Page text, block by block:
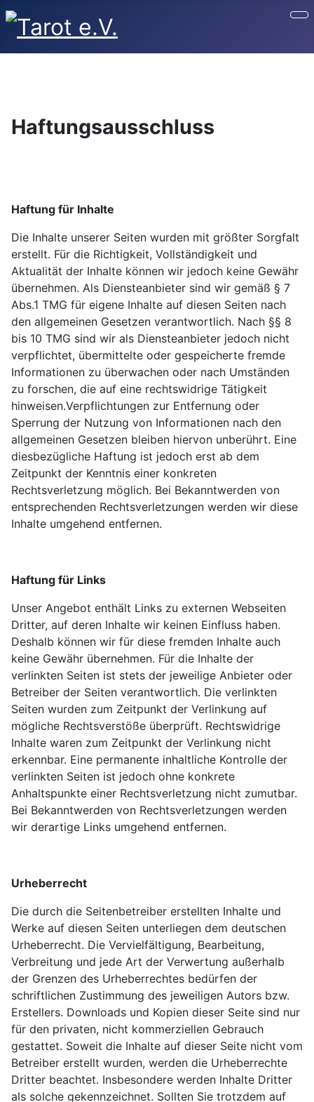
Haftungsausschluss
Haftung für Inhalte
Die Inhalte unserer Seiten wurden mit größter Sorgfalt
erstellt. Für die Richtigkeit, Vollständigkeit und
Aktualität der Inhalte können wir jedoch keine Gewähr
übernehmen. Als Diensteanbieter sind wir gemäß § 7
Abs.1 TMG für eigene Inhalte auf diesen Seiten nach
den allgemeinen Gesetzen verantwortlich. Nach §§ 8
bis 10 TMG sind wir als Diensteanbieter jedoch nicht
verpflichtet, übermittelte oder gespeicherte fremde
Informationen zu überwachen oder nach Umständen
zu forschen, die auf eine rechtswidrige Tätigkeit
hinweisen.Verpflichtungen zur Entfernung oder
Sperrung der Nutzung von Informationen nach den
allgemeinen Gesetzen bleiben hiervon unberührt. Eine
diesbezügliche Haftung ist jedoch erst ab dem
Zeitpunkt der Kenntnis einer konkreten
Rechtsverletzung möglich. Bei Bekanntwerden von
entsprechenden Rechtsverletzungen werden wir diese
Inhalte umgehend entfernen.
Haftung für Links
Unser Angebot enthält Links zu externen Webseiten
Dritter, auf deren Inhalte wir keinen Einfluss haben.
Deshalb können wir für diese fremden Inhalte auch
keine Gewähr übernehmen. Für die Inhalte der
verlinkten Seiten ist stets der jeweilige Anbieter oder
Betreiber der Seiten verantwortlich. Die verlinkten
Seiten wurden zum Zeitpunkt der Verlinkung auf
mögliche Rechtsverstöße überprüft. Rechtswidrige
Inhalte waren zum Zeitpunkt der Verlinkung nicht
erkennbar. Eine permanente inhaltliche Kontrolle der
verlinkten Seiten ist jedoch ohne konkrete
Anhaltspunkte einer Rechtsverletzung nicht zumutbar.
Bei Bekanntwerden von Rechtsverletzungen werden
wir derartige Links umgehend entfernen.
Urheberrecht
Die durch die Seitenbetreiber erstellten Inhalte und
Werke auf diesen Seiten unterliegen dem deutschen
Urheberrecht. Die Vervielfältigung, Bearbeitung,
Verbreitung und jede Art der Verwertung außerhalb
der Grenzen des Urheberrechtes bedürfen der
schriftlichen Zustimmung des jeweiligen Autors bzw.
Erstellers. Downloads und Kopien dieser Seite sind nur
für den privaten, nicht kommerziellen Gebrauch
gestattet. Soweit die Inhalte auf dieser Seite nicht vom
Betreiber erstellt wurden, werden die Urheberrechte
Dritter beachtet. Insbesondere werden Inhalte Dritter
als solche gekennzeichnet. Sollten Sie trotzdem auf